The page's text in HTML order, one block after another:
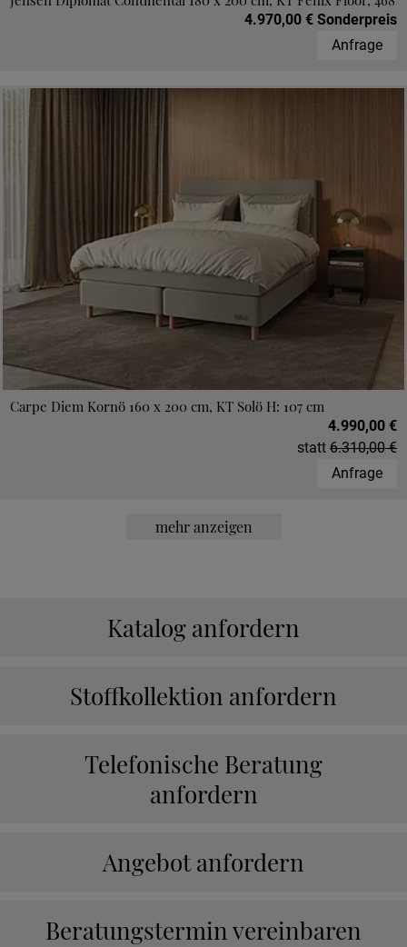
4.970,00 € Sonderpreis
Anfrage
Carpe Diem Kornö 160 x 200 cm, KT Solö H: 107 cm
4.990,00 €
statt 6.310,00 €
Anfrage
mehr anzeigen
Katalog anfordern
Stoffkollektion anfordern
Telefonische Beratung
anfordern
Angebot anfordern
Beratungstermin vereinbaren